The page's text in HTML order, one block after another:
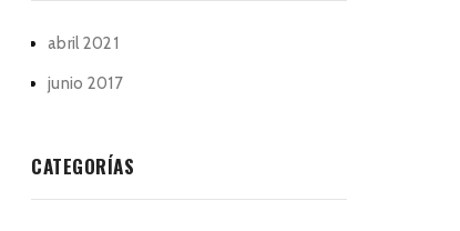
abril 2021
junio 2017
CATEGORÍAS